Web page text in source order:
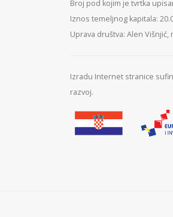
Broj pod kojim je tvrtka
Iznos temeljnog kapitala:
Uprava društva: Alen Višnjić,
Izradu Internet stranice
razvoj.